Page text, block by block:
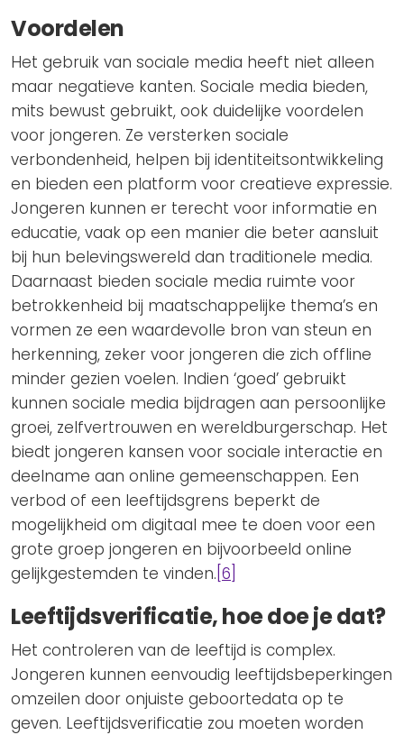
Voordelen
Het gebruik van sociale media heeft niet alleen
maar negatieve kanten. Sociale media bieden,
mits bewust gebruikt, ook duidelijke voordelen
voor jongeren. Ze versterken sociale
verbondenheid, helpen bij identiteitsontwikkeling
en bieden een platform voor creatieve expressie.
Jongeren kunnen er terecht voor informatie en
educatie, vaak op een manier die beter aansluit
bij hun belevingswereld dan traditionele media.
Daarnaast bieden sociale media ruimte voor
betrokkenheid bij maatschappelijke thema’s en
vormen ze een waardevolle bron van steun en
herkenning, zeker voor jongeren die zich offline
minder gezien voelen. Indien ‘goed’ gebruikt
kunnen sociale media bijdragen aan persoonlijke
groei, zelfvertrouwen en wereldburgerschap. Het
biedt jongeren kansen voor sociale interactie en
deelname aan online gemeenschappen. Een
verbod of een leeftijdsgrens beperkt de
mogelijkheid om digitaal mee te doen voor een
grote groep jongeren en bijvoorbeeld online
gelijkgestemden te vinden. [6]
Leeftijdsverificatie, hoe doe je dat?
Het controleren van de leeftijd is complex.
Jongeren kunnen eenvoudig leeftijdsbeperkingen
omzeilen door onjuiste geboortedata op te
geven. Leeftijdsverificatie zou moeten worden